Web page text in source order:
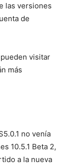
las versiones
de
visitar
más
no venía
10.5.1 Beta 2,
a la nueva